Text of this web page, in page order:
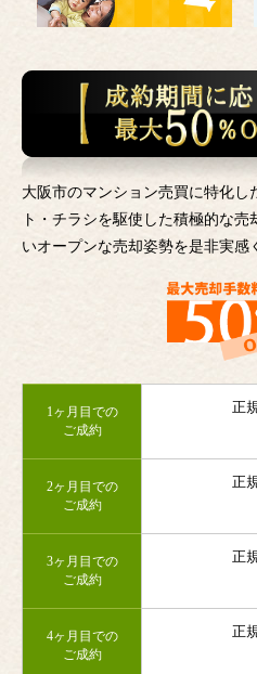
大阪市のマンション売買に特化し
ト・チラシを駆使した積極的な売
いオープンな売却姿勢を是非実感
1ヶ月目での
ご成約
正
2ヶ月目での
ご成約
正
3ヶ月目での
ご成約
正
4ヶ月目での
ご成約
正